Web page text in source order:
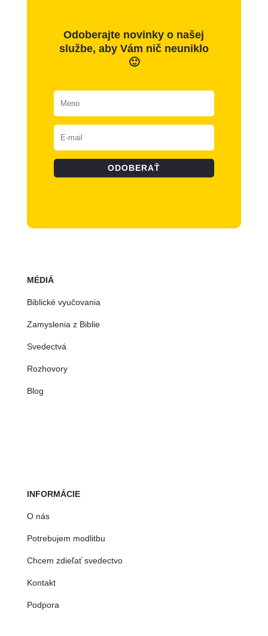
Odoberajte novinky o našej
službe, aby Vám nič neuniklo
🙂
ODOBERAŤ
MÉDIÁ
Biblické vyučovania
Zamyslenia z Biblie
Svedectvá
Rozhovory
Blog
INFORMÁCIE
O nás
Potrebujem modlitbu
Chcem zdieľať svedectvo
Kontakt
Podpora